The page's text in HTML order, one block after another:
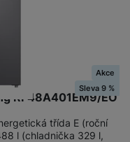
RF48A401EM9/EO
Akce
Sleva 9 %
třída E (roční
l (chladnička 329 l,